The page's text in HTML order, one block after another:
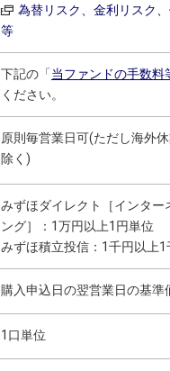
為替リスク、金利リスク
等
下記の「当ファンドの手数料
ください。
原則毎営業日可(ただし海外
除く)
みずほダイレクト［インター
ング］：1万円以上1円単位
みずほ積立投信：1千円以上1
購入申込日の翌営業日の基準
1口単位